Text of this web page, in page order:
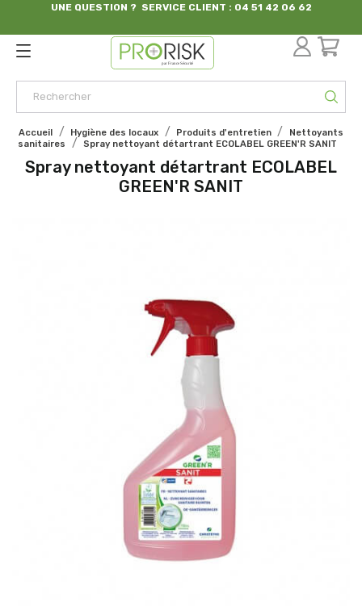
UNE QUESTION ? SERVICE CLIENT : 04 51 42 06 62
par France Sécurité
Accueil Hygiène des locaux Produits d'entretien
Nettoyants
sanitaires
Spray nettoyant détartrant ECOLABEL GREEN'R SANIT
Spray nettoyant détartrant ECOLABEL
GREEN'R SANIT